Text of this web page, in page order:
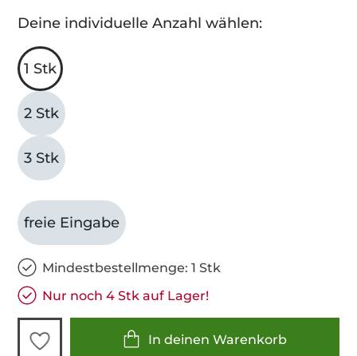
Deine individuelle Anzahl wählen:
1 Stk
2 Stk
3 Stk
freie Eingabe
Mindestbestellmenge: 1 Stk
Nur noch 4 Stk auf Lager!
In deinen Warenkorb